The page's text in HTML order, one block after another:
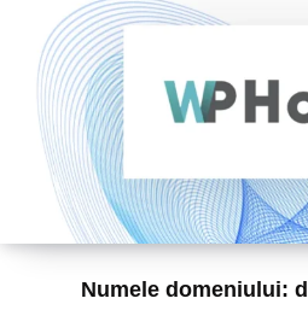
Numele domeniului: